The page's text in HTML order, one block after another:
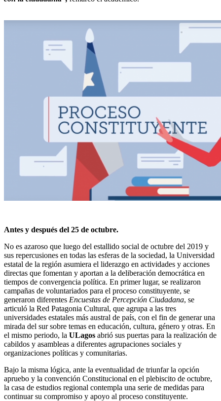
Antes y después del 25 de octubre.
No es azaroso que luego del estallido social de octubre del 2019 y
sus repercusiones en todas las esferas de la sociedad, la Universidad
estatal de la región asumiera el liderazgo en actividades y acciones
directas que fomentan y aportan a la deliberación democrática en
tiempos de convergencia política. En primer lugar, se realizaron
campañas de voluntariados para el proceso constituyente, se
generaron diferentes Encuestas de Percepción Ciudadana, se
articuló la Red Patagonia Cultural, que agrupa a las tres
universidades estatales más austral de país, con el fin de generar una
mirada del sur sobre temas en educación, cultura, género y otras. En
el mismo periodo, la ULagos abrió sus puertas para la realización de
cabildos y asambleas a diferentes agrupaciones sociales y
organizaciones políticas y comunitarias.
Bajo la misma lógica, ante la eventualidad de triunfar la opción
apruebo y la convención Constitucional en el plebiscito de octubre,
la casa de estudios regional contempla una serie de medidas para
continuar su compromiso y apoyo al proceso constituyente.